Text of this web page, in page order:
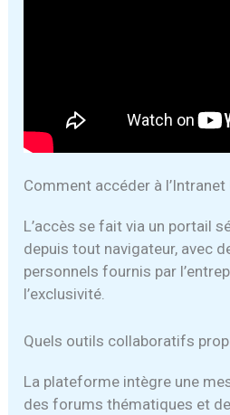
Comment accéder à l’Intranet
L’accès se fait via un portail
depuis tout navigateur, avec
personnels fournis par
l’exclusivité.
Quels outils collaboratifs
La plateforme intègre une
des forums thématiques et